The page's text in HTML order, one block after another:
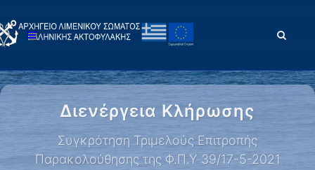
Διενέργεια Κλήρωσης
Συγκρότηση Τριμελούς Επιτροπής
Παρακολούθησης της Φ.Π.Υ 39/17-5-2021